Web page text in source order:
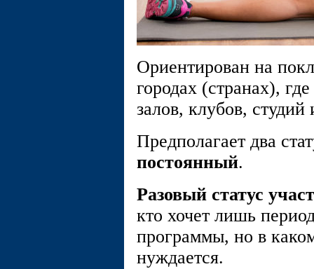
Ориентирован на
городах (странах),
залов, клубов,
Предполагает два
постоянный.
Разовый статус
кто хочет лишь
программы, но в
нуждается.